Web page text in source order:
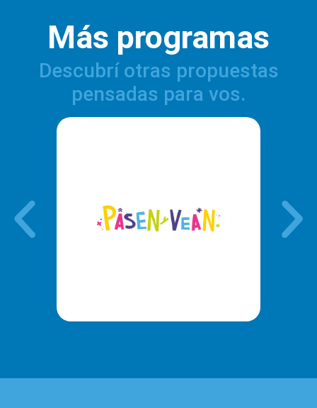
Más programas
Descubrí otras propuestas
pensadas para vos.